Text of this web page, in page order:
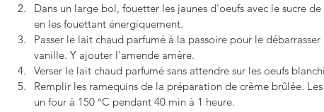
Dans un large bol, fouetter les jaunes d'oeufs avec le sucre
en les fouettant énergiquement.
Passer le lait chaud parfumé à la passoire pour le
vanille. Y ajouter l'amende amère.
Verser le lait chaud parfumé sans attendre sur les oeufs
Remplir les ramequins de la préparation de crème brûlée.
un four à 150 °C pendant 40 min à 1 heure.